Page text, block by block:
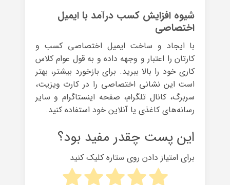
شیوه افزایش کسب درآمد با ایمیل
اختصاصی
با ایجاد و ساخت ایمیل اختصاصی کسب و
کارتان را اعتبار و وجهه داده و به قول عوام کلاس
کاری خود را بالا ببرید. برای بازخورد بیشتر، بهتر
است این نشانی اختصاصی را در کارت ویزیت،
سربرگ، کانال تلگرام، صفحه اینستاگرام و سایر
رسانه‌های کاغذی یا آنلاین خود استفاده کنید.
این پست چقدر مفید بود؟
برای امتیاز دادن روی ستاره کلیک کنید